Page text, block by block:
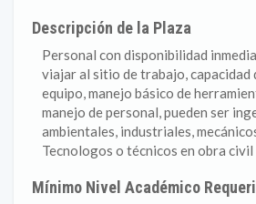
Descripción de la Plaza
Personal con disponibilidad
viajar al sitio de trabajo, capacidad
equipo, manejo básico de
manejo de personal, pueden ser
ambientales, industriales,
Tecnologos o técnicos en obra civil
Mínimo Nivel Académico